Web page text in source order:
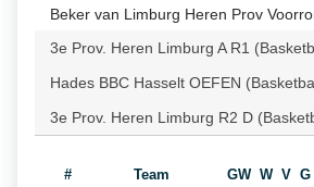
Beker van Limburg Heren Prov
3e Prov. Heren Limburg A R1
Hades BBC Hasselt OEFEN
3e Prov. Heren Limburg R2 D
# Team GW W V G